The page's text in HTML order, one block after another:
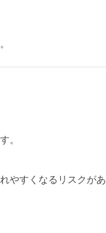
。
やすくなるリスクがあ